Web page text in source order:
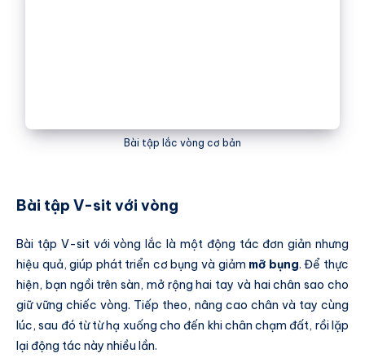
Bài tập lắc vòng cơ bản
Bài tập V-sit với vòng
Bài tập V-sit với vòng lắc là một động tác đơn giản nhưng
hiệu quả, giúp phát triển cơ bụng và giảm mỡ bụng. Để thực
hiện, bạn ngồi trên sàn, mở rộng hai tay và hai chân sao cho
giữ vững chiếc vòng. Tiếp theo, nâng cao chân và tay cùng
lúc, sau đó từ từ hạ xuống cho đến khi chân chạm đất, rồi lặp
lại động tác này nhiều lần.